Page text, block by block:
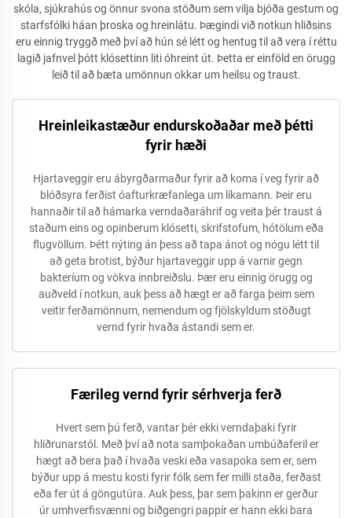
skóla, sjúkrahús og önnur svona stöðum sem vilja bjóða gestum og
starfsfólki háan þroska og hreinlátu. Þægindi við notkun hliðsins
eru einnig tryggð með því að hún sé létt og hentug til að vera í réttu
lagið jafnvel þótt klósettinn liti óhreint út. Þetta er einföld en örugg
leið til að bæta umönnun okkar um heilsu og traust.
Hreinleikastæður endurskoðaðar með þétti
fyrir hæði
Hjartaveggir eru ábyrgðarmaður fyrir að koma í veg fyrir að
blóðsyra ferðist óafturkræfanlega um líkamann. Þeir eru
hannaðir til að hámarka verndaðaráhrif og veita þér traust á
staðum eins og opinberum klósetti, skrifstofum, hótölum eða
flugvöllum. Þétt nýting án þess að tapa ánot og nógu létt til
að geta brotist, býður hjartaveggir upp á varnir gegn
bakteríum og vökva innbreiðslu. Þær eru einnig örugg og
auðveld í notkun, auk þess að hægt er að farga þeim sem
veitir ferðamönnum, nemendum og fjölskyldum stöðugt
vernd fyrir hvaða ástandi sem er.
Færileg vernd fyrir sérhverja ferð
Hvert sem þú ferð, vantar þér ekki verndaþaki fyrir
hliðrunarstól. Með því að nota samþokaðan umbúðaferil er
hægt að bera það í hvaða veski eða vasapoka sem er, sem
býður upp á mestu kosti fyrir fólk sem fer milli staða, ferðast
eða fer út á göngutúra. Auk þess, þar sem þakinn er gerður
úr umhverfisvænni og biðgengri pappír er hann ekki bara